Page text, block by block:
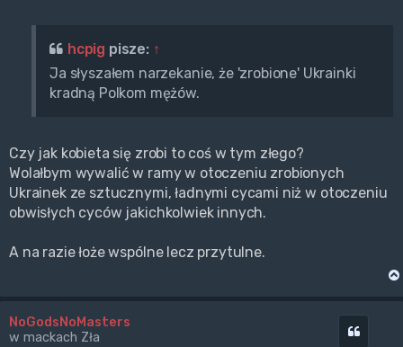
hcpig pisze: ↑
Ja słyszałem narzekanie, że 'zrobione' Ukrainki
kradną Polkom mężów.
Czy jak kobieta się zrobi to coś w tym złego?
Wolałbym wywalić w ramy w otoczeniu zrobionych
Ukrainek ze sztucznymi, ładnymi cycami niż w otoczeniu
obwisłych cyców jakichkolwiek innych.
A na razie łoże wspólne lecz przytulne.
NoGodsNoMasters
w mackach Zła